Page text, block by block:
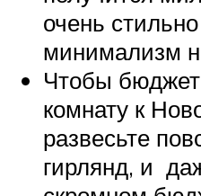
очень
минимализм
Чтобы
комнату к
развесьте
гирлянд, и